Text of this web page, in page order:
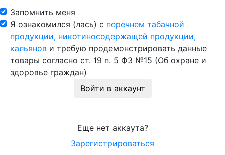
Запомнить меня
Я ознакомился (лась) с перечнем табачной
продукции, никотиносодержащей продукции,
кальянов и требую продемонстрировать данные
товары согласно ст. 19 п. 5 ФЗ №15 (Об охране и
здоровье граждан)
Войти в аккаунт
Еще нет аккаута?
Зарегистрироваться